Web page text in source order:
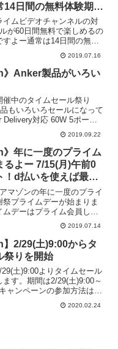
14日間の無料体験期間
日試せます！
イムビデオチャンネルの対
が60日間無料で楽しめるの
すよー通常は14日間の無料
で60日間に延長中！Eテレこ
"NHKこどもパーク"は小さ
いる家では結構楽しめると
2019.07.16
》Anker製品がいろい
催中のタイムセール祭り
もいろいろセールになって
Delivery対応 60W 5ポート
電器は525円オフ。Amazon
ルバッテリー、充電器など
イ...
2019.09.22
》年に一度のプライム
るよー 7/15(月)午前0
！d払いを使えば最大
ト還元！
マゾンの年に一度のプライ
祭プライムデーが始まりま
デーはプライム会員しか
ん。↓まだ会員になっていな
登録しましょー↓30日間の無
プライムデーに参加できま
デー...
2019.07.14
】2/29(土)9:00からタ
祭りを開始
土)9:00よりタイムセール
す。期間は2/29(土)9:00～
ャンペーンの参加方法は、
て下記のエントリーページ
ポイントアップキャンペー
2020.02.24